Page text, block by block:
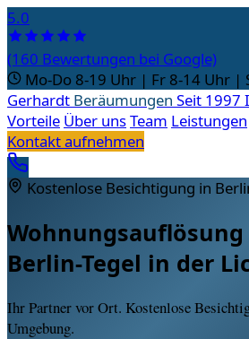
5.0
(160 Bewertungen bei Google)
Mo-Do 8-19 Uhr | Fr 8-14 Uhr |
Gerhardt Beräumungen Seit 1997
Vorteile Über unsTeam Leistungen
Kontakt aufnehmen
Kostenlose Besichtigung in
Wohnungsauflösung
Berlin-Tegel in der
Ihr Partner vor Ort. Kostenlose
Umgebung.